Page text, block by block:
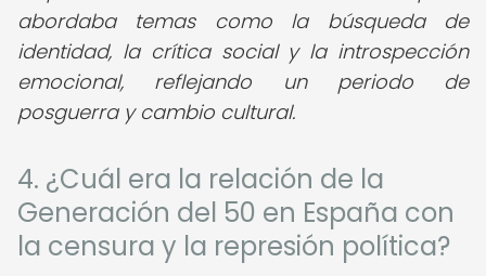
abordaba temas como la búsqueda de
identidad, la crítica social y la introspección
emocional, reflejando un periodo de
posguerra y cambio cultural.
4. ¿Cuál era la relación de la
Generación del 50 en España con
la censura y la represión política?